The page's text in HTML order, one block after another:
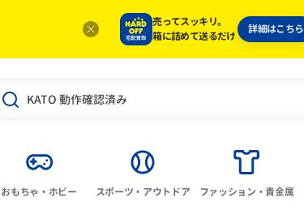
売ってスッキリ。
箱に詰めて送るだけ
詳細はこちら
おもちゃ・ホビー スポーツ・アウトドア ファッション・貴金属